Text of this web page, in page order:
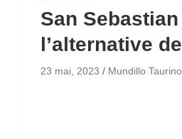
San
l’alternative
23 mai, 2023 Mundillo Taurino